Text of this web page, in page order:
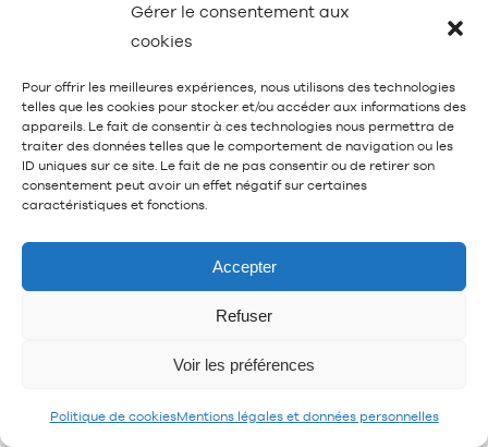
Gérer le consentement aux
cookies
Pour offrir les meilleures expériences, nous utilisons des technologies
telles que les cookies pour stocker et/ou accéder aux informations des
appareils. Le fait de consentir à ces technologies nous permettra de
traiter des données telles que le comportement de navigation ou les
ID uniques sur ce site. Le fait de ne pas consentir ou de retirer son
consentement peut avoir un effet négatif sur certaines
caractéristiques et fonctions.
Accepter
Refuser
Voir les préférences
Politique de cookiesMentions légales et données personnelles
incertain et nous savons, nous
sentons, que l’école prépare
insuffisamment nos enfants. Il faudrait
faire plus, mieux. Mais comment ?
C’est là que nous, parents, avons un
rôle à jouer. Il s’agit de développer
chez nos enfants les compétences qui
risques ; à se montrer optimistes,
changement ; à créer, à penser par